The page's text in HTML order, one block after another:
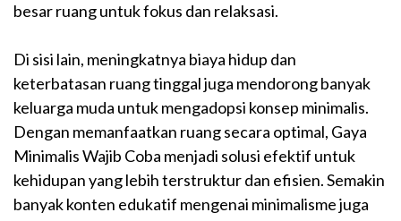
besar ruang untuk fokus dan relaksasi.
Di sisi lain, meningkatnya biaya hidup dan
keterbatasan ruang tinggal juga mendorong banyak
keluarga muda untuk mengadopsi konsep minimalis.
Dengan memanfaatkan ruang secara optimal, Gaya
Minimalis Wajib Coba menjadi solusi efektif untuk
kehidupan yang lebih terstruktur dan efisien. Semakin
banyak konten edukatif mengenai minimalisme juga